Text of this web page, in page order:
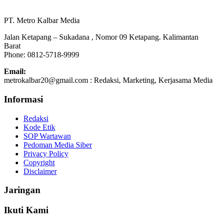
PT. Metro Kalbar Media
Jalan Ketapang – Sukadana , Nomor 09 Ketapang. Kalimantan
Barat
Phone: 0812-5718-9999
Email:
metrokalbar20@gmail.com : Redaksi, Marketing, Kerjasama Media
Informasi
Redaksi
Kode Etik
SOP Wartawan
Pedoman Media Siber
Privacy Policy
Copyright
Disclaimer
Jaringan
Ikuti Kami